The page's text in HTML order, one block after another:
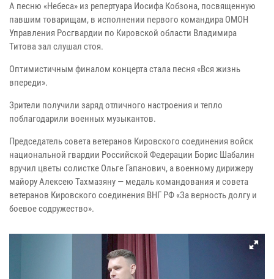
А песню «Небеса» из репертуара Иосифа Кобзона, посвященную
павшим товарищам, в исполнении первого командира ОМОН
Управления Росгвардии по Кировской области Владимира
Титова зал слушал стоя.
Оптимистичным финалом концерта стала песня «Вся жизнь
впереди».
Зрители получили заряд отличного настроения и тепло
поблагодарили военных музыкантов.
Председатель совета ветеранов Кировского соединения войск
национальной гвардии Российской Федерации Борис Шабалин
вручил цветы солистке Ольге Гапанович, а военному дирижеру
майору Алексею Тахмазяну — медаль командования и совета
ветеранов Кировского соединения ВНГ РФ «За верность долгу и
боевое содружество».